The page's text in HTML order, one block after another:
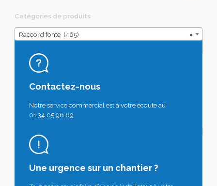
Catégories de produits
×
Raccord fonte (465)
Contactez-nous
Notre service commercial est à votre écoute au
01.34.05.96.69
Une urgence sur un chantier ?